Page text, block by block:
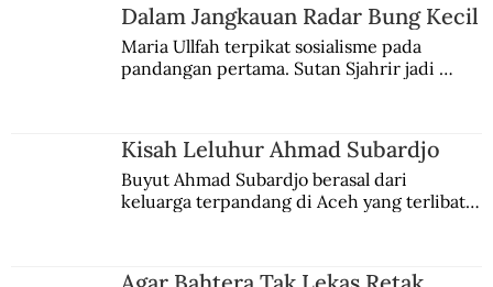
Kisah Leluhur Ahmad Subardjo
Dalam Jangkauan Radar Bung Kecil
Maria Ullfah terpikat sosialisme pada
pandangan pertama. Sutan Sjahrir jadi
Kisah Leluhur Ahmad Subardjo
Buyut Ahmad Subardjo berasal dari
keluarga terpandang di Aceh yang terlibat